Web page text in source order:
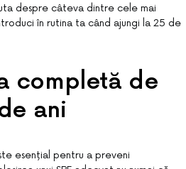
despre câteva dintre cele mai
în rutina ta când ajungi la 25 de
completă de
ani
esențial pentru a preveni